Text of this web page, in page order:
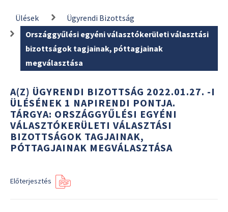
Ülések
Ügyrendi Bizottság
Országgyűlési egyéni választókerületi választási
bizottságok tagjainak, póttagjainak
megválasztása
A(Z) ÜGYRENDI BIZOTTSÁG 2022.01.27. -I
ÜLÉSÉNEK 1 NAPIRENDI PONTJA.
TÁRGYA: ORSZÁGGYŰLÉSI EGYÉNI
VÁLASZTÓKERÜLETI VÁLASZTÁSI
BIZOTTSÁGOK TAGJAINAK,
PÓTTAGJAINAK MEGVÁLASZTÁSA
Előterjesztés